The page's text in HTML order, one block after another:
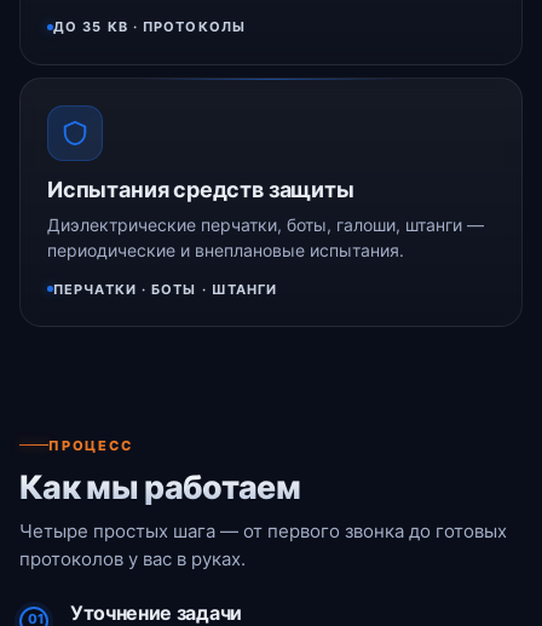
ДО 35 КВ · ПРОТОКОЛЫ
Испытания средств защиты
Диэлектрические перчатки, боты, галоши, штанги —
периодические и внеплановые испытания.
ПЕРЧАТКИ · БОТЫ · ШТАНГИ
ПРОЦЕСС
Как мы работаем
Четыре простых шага — от первого звонка до готовых
протоколов у вас в руках.
01 Уточнение задачи